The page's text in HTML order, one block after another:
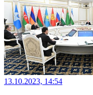
13.10.2023, 14:54